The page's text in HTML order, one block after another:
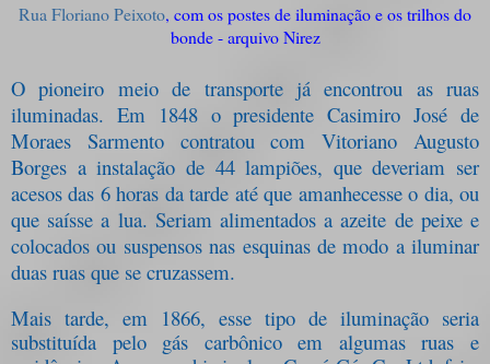
Rua Floriano Peixoto, com os postes de iluminação e os trilhos do
bonde - arquivo Nirez
O pioneiro meio de transporte já encontrou as ruas
iluminadas. Em 1848 o presidente Casimiro José de
Moraes Sarmento contratou com Vitoriano Augusto
Borges a instalação de 44 lampiões, que deveriam ser
acesos das 6 horas da tarde até que amanhecesse o dia, ou
que saísse a lua. Seriam alimentados a azeite de peixe e
colocados ou suspensos nas esquinas de modo a iluminar
duas ruas que se cruzassem.
Mais tarde, em 1866, esse tipo de iluminação seria
substituída pelo gás carbônico em algumas ruas e